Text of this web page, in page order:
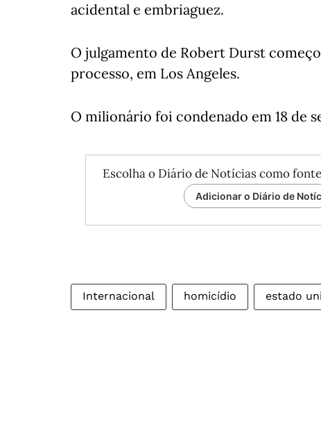
acidental e embriaguez.
O julgamento de Robert Durst
processo, em Los Angeles.
O milionário foi condenado em 18 de
Escolha o Diário de Notícias como
Adicionar o Diário de
Internacional homicídio estado